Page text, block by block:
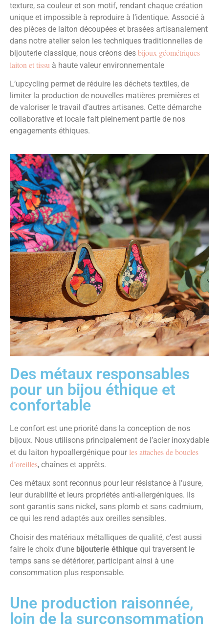
texture, sa couleur et son motif, rendant chaque création
unique et impossible à reproduire à l’identique. Associé à
des pièces de laiton découpées et brasées artisanalement
dans notre atelier selon les techniques traditionnelles de
bijouterie classique, nous créons des bijoux géométriques
laiton et tissu à haute valeur environnementale
L’upcycling permet de réduire les déchets textiles, de
limiter la production de nouvelles matières premières et
de valoriser le travail d’autres artisanes. Cette démarche
collaborative et locale fait pleinement partie de nos
engagements éthiques.
Des métaux responsables
pour un bijou éthique et
confortable
Le confort est une priorité dans la conception de nos
bijoux. Nous utilisons principalement de l’acier inoxydable
et du laiton hypoallergénique pour les attaches de boucles
d’oreilles, chaînes et apprêts.
Ces métaux sont reconnus pour leur résistance à l’usure,
leur durabilité et leurs propriétés anti-allergéniques. Ils
sont garantis sans nickel, sans plomb et sans cadmium,
ce qui les rend adaptés aux oreilles sensibles.
Choisir des matériaux métalliques de qualité, c’est aussi
faire le choix d’une bijouterie éthique qui traversent le
temps sans se détériorer, participant ainsi à une
consommation plus responsable.
Une production raisonnée,
loin de la surconsommation